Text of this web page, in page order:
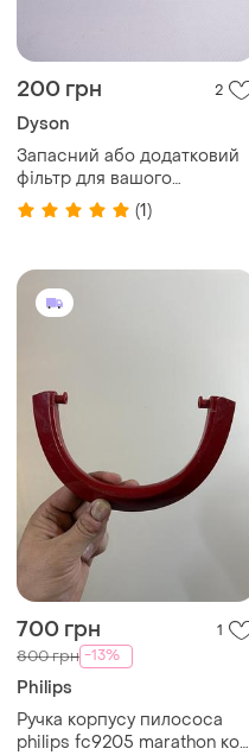
200 грн 2
Dyson
Запасний або додатковий
фільтр для вашого
пилососа dyson. сумісний з
dyson v11 та dyson v15
(1)
700 грн 1
800 грн -13%
Philips
Ручка корпусу пилососа
philips fc9205 marathon код